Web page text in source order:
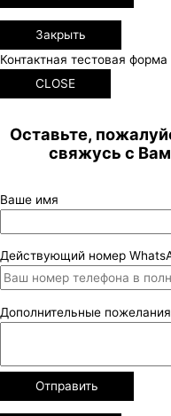
Закрыть
Контактная тестовая форма
CLOSE
Оставьте,
свяжусь с
Ваше имя
Действующий номер
Дополнительные пожелания